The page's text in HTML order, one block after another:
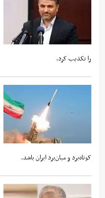
را تکذیب کرد.
کوتاه‌برد و میان‌برد ایران باشد.